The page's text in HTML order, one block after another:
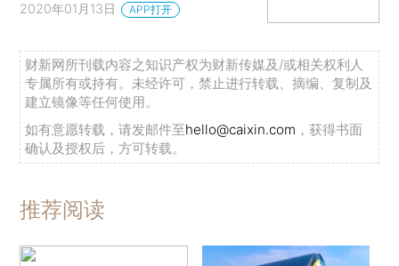
2020年01月13日 APP打开
财新网所刊载内容之知识产权为财新传媒及/或相关权利人
专属所有或持有。未经许可，禁止进行转载、摘编、复制及
建立镜像等任何使用。
如有意愿转载，请发邮件至hello@caixin.com ，获得书面
确认及授权后，方可转载。
推荐阅读